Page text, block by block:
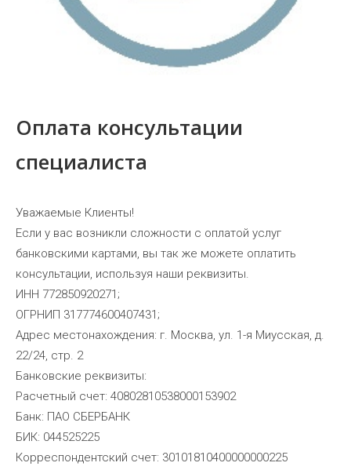
Оплата консультации
специалиста
Уважаемые Клиенты!
Если у вас возникли сложности с оплатой услуг
банковскими картами, вы так же можете оплатить
консультации, используя наши реквизиты.
ИНН 772850920271;
ОГРНИП 317774600407431;
Адрес местонахождения: г. Москва, ул. 1-я Миусская, д.
22/24, стр. 2
Банковские реквизиты:
Расчетный счет: 40802810538000153902
Банк: ПАО СБЕРБАНК
БИК: 044525225
Корреспондентский счет: 30101810400000000225